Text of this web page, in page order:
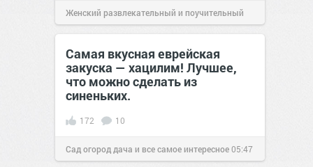
Женский развлекательный и поучительный
сайт. 23:01 31 май 2025
Самая вкусная еврейская
закуска — хацилим! Лучшее,
что можно сделать из
синеньких.
172 10
Сад огород дача и все самое интересное05:47